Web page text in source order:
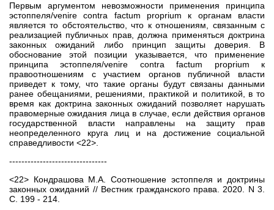
Первым аргументом невозможности применения принципа
эстоппеля/venire contra factum proprium к органам власти
является то обстоятельство, что к отношениям, связанным с
реализацией публичных прав, должна применяться доктрина
законных ожиданий либо принцип защиты доверия. В
обоснование этой позиции указывается, что применение
принципа эстоппеля/venire contra factum proprium к
правоотношениям с участием органов публичной власти
приведет к тому, что такие органы будут связаны данными
ранее обещаниями, решениями, практикой и политикой, в то
время как доктрина законных ожиданий позволяет нарушать
правомерные ожидания лица в случае, если действия органов
государственной власти направлены на защиту прав
неопределенного круга лиц и на достижение социальной
справедливости <22>.
--------------------------------
<22> Кондрашова М.А. Соотношение эстоппеля и доктрины
законных ожиданий // Вестник гражданского права. 2020. N 3.
С. 199 - 214.